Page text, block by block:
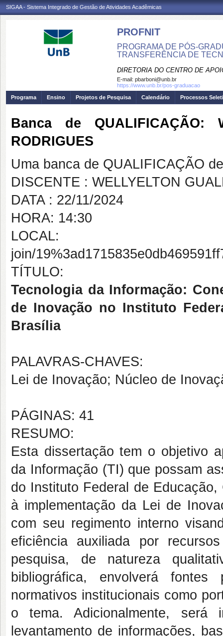
SIGAA - Sistema Integrado de Gestão de Atividades Acadêmicas
PROFNIT
PROGRAMA DE PÓS-
TRANSFERÊNCIA DE
DIRETORIA DO CENTRO DE
E-mail: pbarboni@unb.br
https://www.unb.br/pos-graduacao
Programa
Ensino Projetos de Pesquisa Calendário Processos
Banca de QUALIFICAÇÃO:
RODRIGUES
Uma banca de QUALIFICAÇÃO
DISCENTE : WELLYELTON
DATA : 22/11/2024
HORA: 14:30
LOCAL: https://
join/
TÍTULO:
Tecnologia da Informação:
de Inovação no Instituto
Brasília
PALAVRAS-CHAVES:
Lei de Inovação; Núcleo de
PÁGINAS: 41
RESUMO:
Esta dissertação tem o objetivo
da Informação (TI) que possam
do Instituto Federal de
à implementação da Lei de
com seu regimento interno
eficiência auxiliada por
pesquisa, de natureza
bibliográfica, envolverá
normativos institucionais como
o tema. Adicionalmente, será
levantamento de informações,